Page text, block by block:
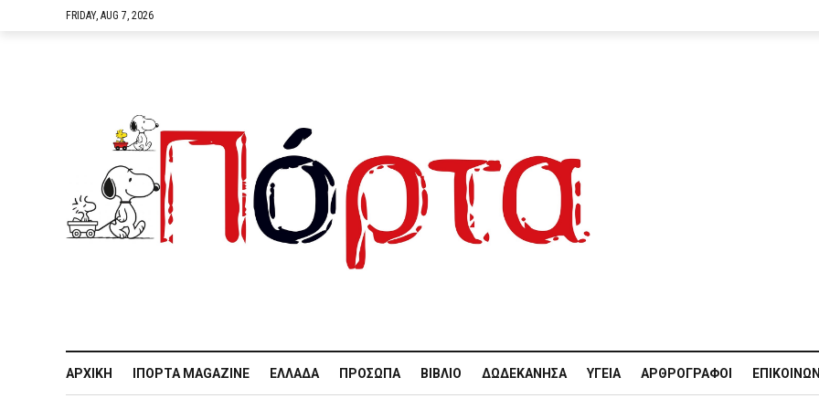
FRIDAY, AUG 7, 2026
ΑΡΧΙΚΉ IΠΌΡΤΑ MAGAZINE ΕΛΛΆΔΑ ΠΡΌΣΩΠΑ ΒΙΒΛΊΟ ΔΩΔΕΚΆΝΗΣΑ ΥΓΕΊΑ ΑΡΘΡΟΓΡΆΦΟΙ